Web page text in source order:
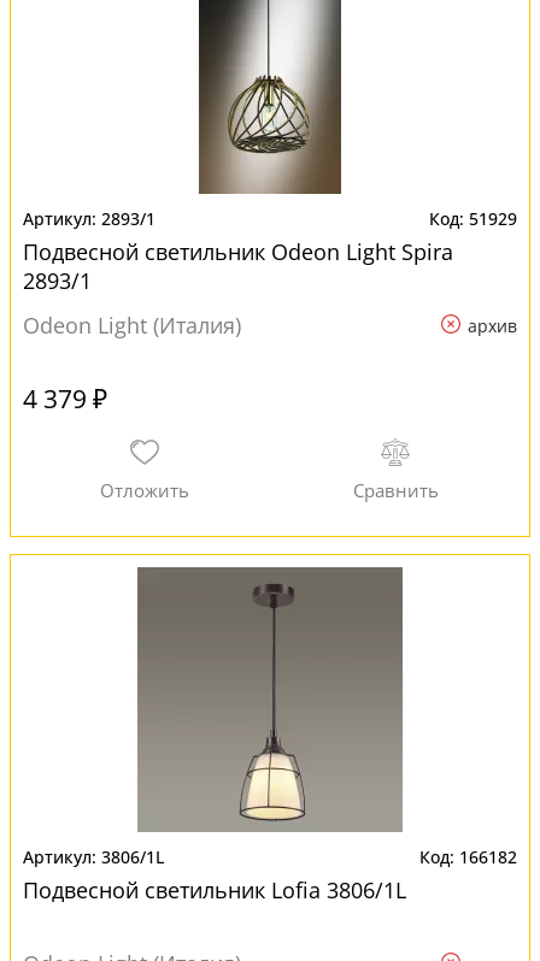
2893/1 51929
Подвесной светильник Odeon Light Spira
2893/1
Odeon Light (Италия)
архив
4 379 ₽
3806/1L 166182
Подвесной светильник Lofia 3806/1L